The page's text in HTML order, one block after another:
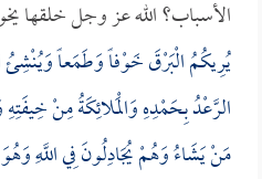
الأسباب؟ الله عز وجل خلقها
يُرِيكُمُ الْبَرْقَ خَوْفاً وَطَمَعاً
الرَّعْدُ بِحَمْدِهِ وَالْمَلائِكَةُ مِنْ
مَنْ يَشَاءُ وَهُمْ يُجَادِلُونَ فِي اللَّهِ